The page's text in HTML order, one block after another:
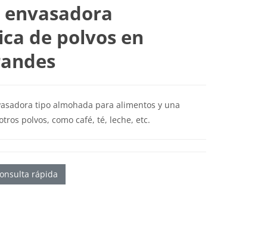
de polvos en
tipo almohada para alimentos y una
polvos, como café, té, leche, etc.
rápida